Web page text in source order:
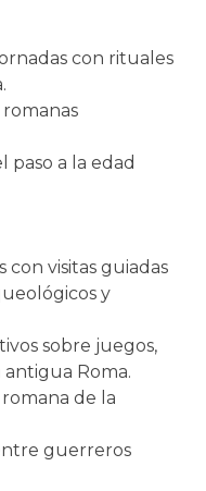
con rituales
paso a la edad
con visitas guiadas
y
sobre juegos,
Roma.
de la
guerreros